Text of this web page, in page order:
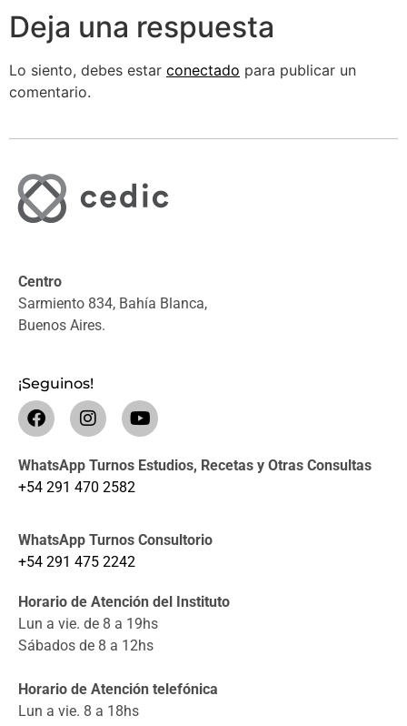
Deja una respuesta
Lo siento, debes estar conectado para publicar un
comentario.
Centro
Sarmiento 834, Bahía Blanca,
Buenos Aires.
¡Seguinos!
WhatsApp Turnos Estudios, Recetas y Otras Consultas
+54 291 470 2582
WhatsApp Turnos Consultorio
+54 291 475 2242
Horario de Atención del Instituto
Lun a vie. de 8 a 19hs
Sábados de 8 a 12hs
Horario de Atención telefónica
Lun a vie. 8 a 18hs